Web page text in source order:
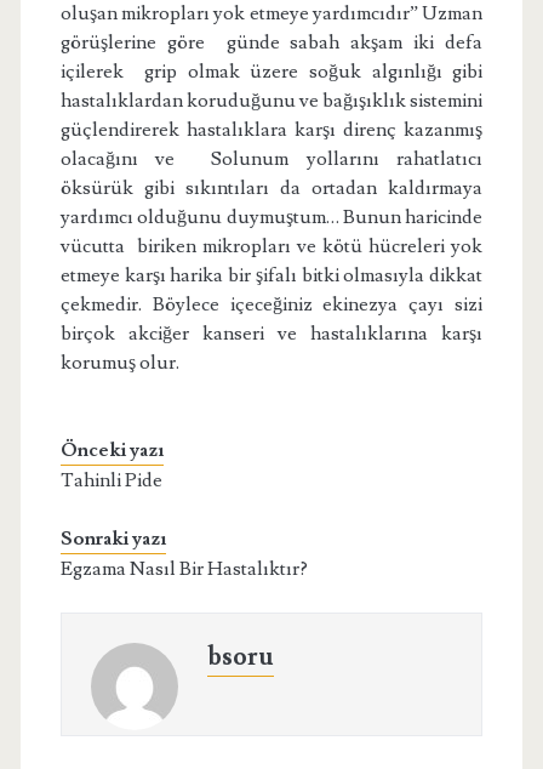
oluşan mikropları yok etmeye yardımcıdır” Uzman
görüşlerine göre günde sabah akşam iki defa
içilerek grip olmak üzere soğuk algınlığı gibi
hastalıklardan koruduğunu ve bağışıklık sistemini
güçlendirerek hastalıklara karşı direnç kazanmış
olacağını ve Solunum yollarını rahatlatıcı
öksürük gibi sıkıntıları da ortadan kaldırmaya
yardımcı olduğunu duymuştum… Bunun haricinde
vücutta biriken mikropları ve kötü hücreleri yok
etmeye karşı harika bir şifalı bitki olmasıyla dikkat
çekmedir. Böylece içeceğiniz ekinezya çayı sizi
birçok akciğer kanseri ve hastalıklarına karşı
korumuş olur.
Önceki yazı
Tahinli Pide
Sonraki yazı
Egzama Nasıl Bir Hastalıktır?
bsoru